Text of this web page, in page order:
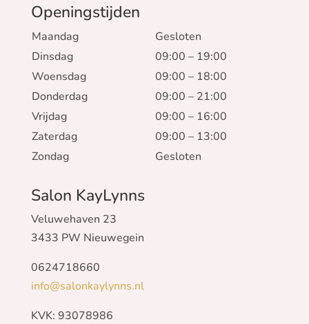
Openingstijden
Maandag
Gesloten
Dinsdag
09:00 – 19:00
Woensdag
09:00 – 18:00
Donderdag
09:00 – 21:00
Vrijdag
09:00 – 16:00
Zaterdag
09:00 – 13:00
Zondag
Gesloten
Salon KayLynns
Veluwehaven 23
3433 PW Nieuwegein
0624718660
info@salonkaylynns.nl
KVK: 93078986